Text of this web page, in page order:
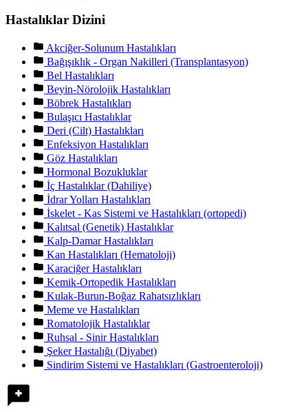
Hastalıklar Dizini
Akciğer-Solunum Hastalıkları
Bağışıklık - Organ Nakilleri (Transplantasyon)
Bel Hastalıkları
Beyin-Nörolojik Hastalıkları
Böbrek Hastalıkları
Bulaşıcı Hastalıklar
Deri (Cilt) Hastalıkları
Enfeksiyon Hastalıkları
Göz Hastalıkları
Hormonal Bozukluklar
İç Hastalıklar (Dahiliye)
İdrar Yolları Hastalıkları
İskelet - Kas Sistemi ve Hastalıkları (ortopedi)
Kalıtsal (Genetik) Hastalıklar
Kalp-Damar Hastalıkları
Kan Hastalıkları (Hematoloji)
Karaciğer Hastalıkları
Kemik-Ortopedik Hastalıkları
Kulak-Burun-Boğaz Rahatsızlıkları
Meme ve Hastalıkları
Romatolojik Hastalıklar
Ruhsal - Sinir Hastalıkları
Şeker Hastalığı (Diyabet)
Sindirim Sistemi ve Hastalıkları (Gastroenteroloji)